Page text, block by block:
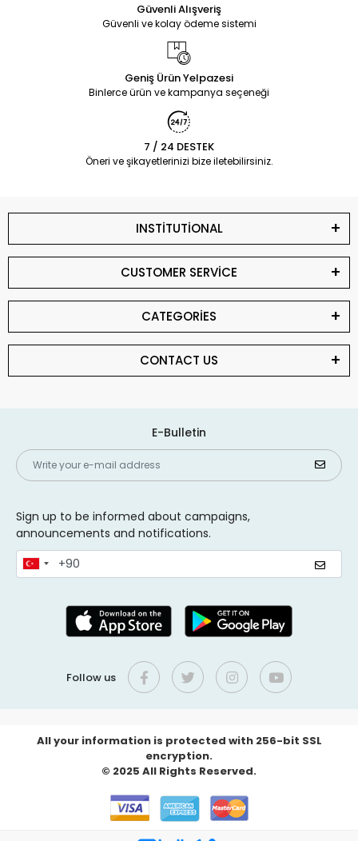
Güvenli Alışveriş
Güvenli ve kolay ödeme sistemi
Geniş Ürün Yelpazesi
Binlerce ürün ve kampanya seçeneği
7 / 24 DESTEK
Öneri ve şikayetlerinizi bize iletebilirsiniz.
INSTİTUTİONAL
CUSTOMER SERVİCE
CATEGORİES
CONTACT US
E-Bulletin
Sign up to be informed about campaigns,
announcements and notifications.
Follow us
All your information is protected with 256-bit SSL
encryption.
© 2025 All Rights Reserved.